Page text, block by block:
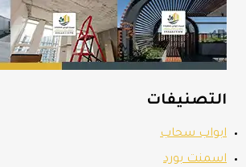
التصنيفات
ابواب سحاب
اسمنت بورد